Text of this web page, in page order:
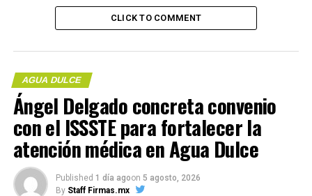
arranque de una obra largamente esperada por la
comunidad escolar, que durante años soñó con contar
CLICK TO COMMENT
AGUA DULCE
Ángel Delgado concreta convenio
con el ISSSTE para fortalecer la
atención médica en Agua Dulce
Published 1 día agoon 5 agosto, 2026
By Staff Firmas.mx